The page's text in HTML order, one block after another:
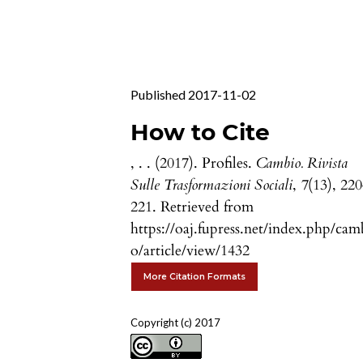
Published 2017-11-02
How to Cite
, . . (2017). Profiles. Cambio. Rivista
Sulle Trasformazioni Sociali, 7(13),
221. Retrieved from
https://oaj.fupress.net/index.php/
o/article/view/1432
More Citation Formats
Copyright (c) 2017